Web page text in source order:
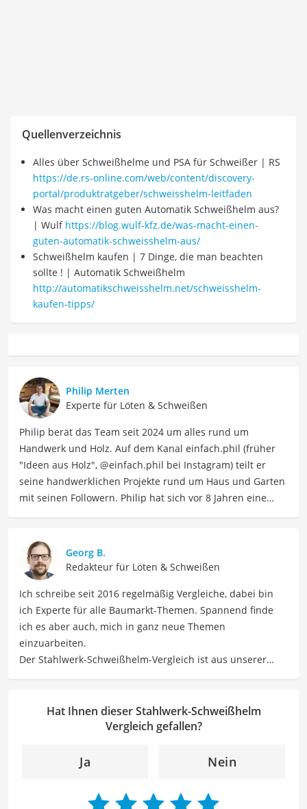
Quellenverzeichnis
Alles über Schweißhelme und PSA für Schweißer | RS
https://de.rs-online.com/web/content/discovery-
portal/produktratgeber/schweisshelm-leitfaden
Was macht einen guten Automatik Schweißhelm aus?
| Wulf https://blog.wulf-kfz.de/was-macht-einen-
guten-automatik-schweisshelm-aus/
Schweißhelm kaufen | 7 Dinge, die man beachten
sollte ! | Automatik Schweißhelm
http://automatikschweisshelm.net/schweisshelm-
kaufen-tipps/
Philip Merten
Experte für Löten & Schweißen
Philip berät das Team seit 2024 um alles rund um
Handwerk und Holz. Auf dem Kanal einfach.phil (früher
"Ideen aus Holz", @einfach.phil bei Instagram) teilt er
seine handwerklichen Projekte rund um Haus und Garten
mit seinen Followern. Philip hat sich vor 8 Jahren eine
individuelle Produkte aus Holz her. Außerdem setzt er
vom Fliesenlegen bis hin zu Pflaster- und Elektroarbeiten
viele verschiedene Projekte ums Haus um. Bisher hat er
u.a. eine Werkstatt, ein Mikrozementbad und eine
Terrasse mit Drainagemörtel umgebaut, Trockenbau und
Elektroarbeit umgesetzt sowie eigene Möbel gebaut und
gestaltet. Philip bringt sein technisches und
handwerkliches Verständnis zusammen und arbeitet sich
Sicht besonders empfehlenswert fürSchweißerund
Georg B.
Redakteur für Löten & Schweißen
Ich schreibe seit 2016 regelmäßig Vergleiche, dabei bin
ich Experte für alle Baumarkt-Themen. Spannend finde
ich es aber auch, mich in ganz neue Themen
einzuarbeiten.
Der Stahlwerk-Schweißhelm-Vergleich ist aus unserer
Hat Ihnen dieser Stahlwerk-Schweißhelm
Vergleich gefallen?
Ja Nein